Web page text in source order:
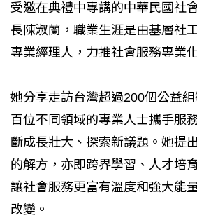
受邀在典禮中專講的中華民國社
長陳淑蘭，職業生涯是由基層社
專業經理人，力推社會服務專業
她分享走訪台灣超過200個公益
百位不同領域的專業人士攜手服
斷成長壯大、探索新議題。她提
的解方，亦即跨界學習、人才培
讓社會服務更富有溫度和強大能
改變。